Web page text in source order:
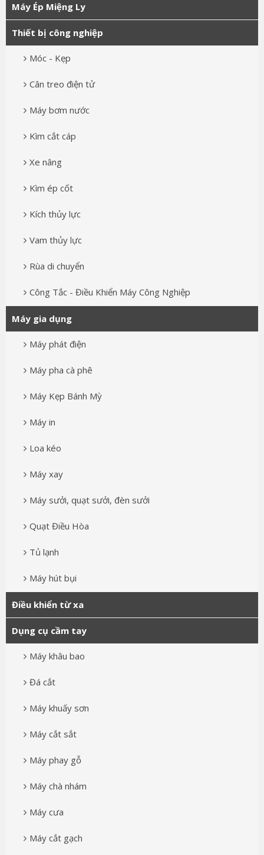
Máy Ép Miệng Ly
Thiết bị công nghiệp
Móc - Kẹp
Cân treo điện tử
Máy bơm nước
Kìm cắt cáp
Xe nâng
Kìm ép cốt
Kích thủy lực
Vam thủy lực
Rùa di chuyển
Công Tắc - Điều Khiển Máy Công Nghiệp
Máy gia dụng
Máy phát điện
Máy pha cà phê
Máy Kẹp Bánh Mỳ
Máy in
Loa kéo
Máy xay
Máy sưởi, quạt sưởi, đèn sưởi
Quạt Điều Hòa
Tủ lạnh
Máy hút bụi
Điều khiển từ xa
Dụng cụ cầm tay
Máy khâu bao
Đá cắt
Máy khuấy sơn
Máy cắt sắt
Máy phay gỗ
Máy chà nhám
Máy cưa
Máy cắt gạch